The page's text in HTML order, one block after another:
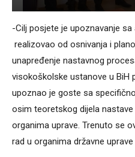
-Cilj posjete je upoznavanje
realizovao od osnivanja i
unapređenje nastavnog
visokoškolske ustanove u BiH
upoznao je goste sa
osim teoretskog dijela
organima uprave. Trenuto se
rad u organima državne